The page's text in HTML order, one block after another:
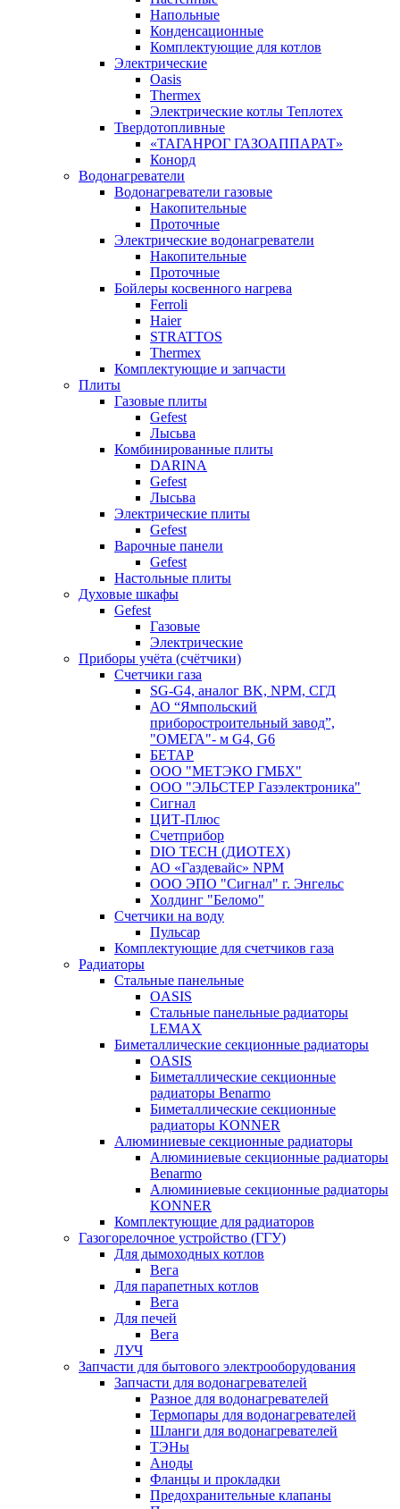
Напольные
Конденсационные
Комплектующие для котлов
Электрические
Oasis
Thermex
Электрические котлы Теплотех
Твердотопливные
«ТАГАНРОГ ГАЗОАППАРАТ»
Конорд
Водонагреватели
Водонагреватели газовые
Накопительные
Проточные
Электрические водонагреватели
Накопительные
Проточные
Бойлеры косвенного нагрева
Ferroli
Haier
STRATTOS
Thermex
Комплектующие и запчасти
Плиты
Газовые плиты
Gefest
Лысьва
Комбинированные плиты
DARINA
Gefest
Лысьва
Электрические плиты
Gefest
Варочные панели
Gefest
Настольные плиты
Духовые шкафы
Gefest
Газовые
Электрические
Приборы учёта (счётчики)
Счетчики газа
SG-G4, аналог BK, NPM, СГД
АО “Ямпольский
приборостроительный завод”,
"ОМЕГА"- м G4, G6
БЕТАР
ООО "МЕТЭКО ГМБХ"
ООО "ЭЛЬСТЕР Газэлектроника"
Сигнал
ЦИТ-Плюс
Счетприбор
DIO TECH (ДИОТЕХ)
АО «Газдевайс» NPM
ООО ЭПО "Сигнал" г. Энгельс
Холдинг "Беломо"
Счетчики на воду
Пульсар
Комплектующие для счетчиков газа
Радиаторы
Стальные панельные
OASIS
Стальные панельные радиаторы
LEMAX
Биметаллические секционные радиаторы
OASIS
Биметаллические секционные
радиаторы Benarmo
Биметаллические секционные
радиаторы KONNER
Алюминиевые секционные радиаторы
Алюминиевые секционные радиаторы
Benarmo
Алюминиевые секционные радиаторы
KONNER
Комплектующие для радиаторов
Газогорелочное устройство (ГГУ)
Для дымоходных котлов
Вега
Для парапетных котлов
Вега
Для печей
Вега
ЛУЧ
Запчасти для бытового электрооборудования
Запчасти для водонагревателей
Разное для водонагревателей
Термопары для водонагревателей
Шланги для водонагревателей
ТЭНы
Аноды
Фланцы и прокладки
Предохранительные клапаны